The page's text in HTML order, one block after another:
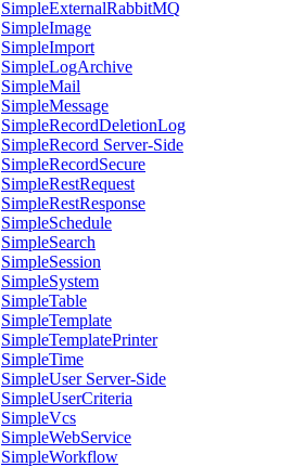
SimpleExternalRabbitMQ
SimpleImage
SimpleImport
SimpleLogArchive
SimpleMail
SimpleMessage
SimpleRecordDeletionLog
SimpleRecord Server-Side
SimpleRecordSecure
SimpleRestRequest
SimpleRestResponse
SimpleSchedule
SimpleSearch
SimpleSession
SimpleSystem
SimpleTable
SimpleTemplate
SimpleTemplatePrinter
SimpleTime
SimpleUser Server-Side
SimpleUserCriteria
SimpleVcs
SimpleWebService
SimpleWorkflow